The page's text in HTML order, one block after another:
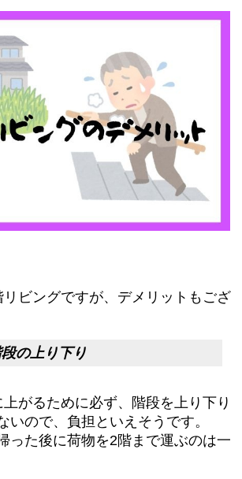
ビングですが、デメリットもござ
の上り下り
がるために必ず、階段を上り下り
いので、負担といえそうです。
った後に荷物を2階まで運ぶのは一